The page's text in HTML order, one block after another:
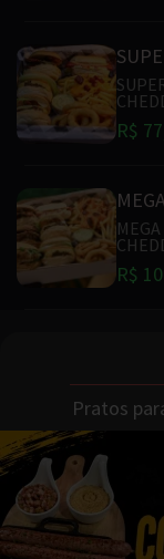
R$
R$
Pratos